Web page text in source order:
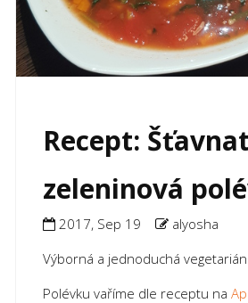
Recept:
zeleninová
2017, Sep 19
alyosha
Výborná a jednoduchá
Polévku vaříme dle receptu na